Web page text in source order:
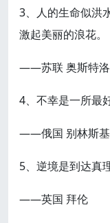
3、人的生命似洪
激起美丽的浪花。
——苏联 奥斯特
4、不幸是一所最
——俄国 别林斯基
5、逆境是到达真
——英国 拜伦